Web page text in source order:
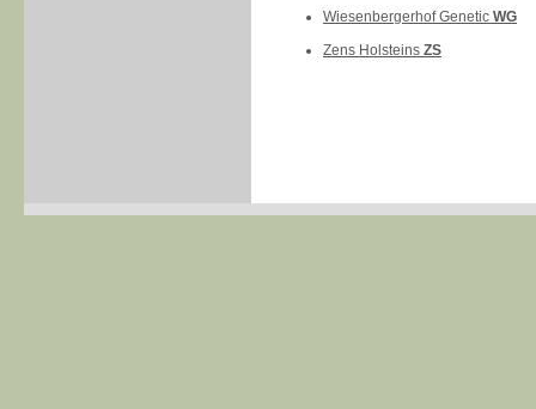
Wiesenbergerhof Genetic WG
Zens Holsteins ZS